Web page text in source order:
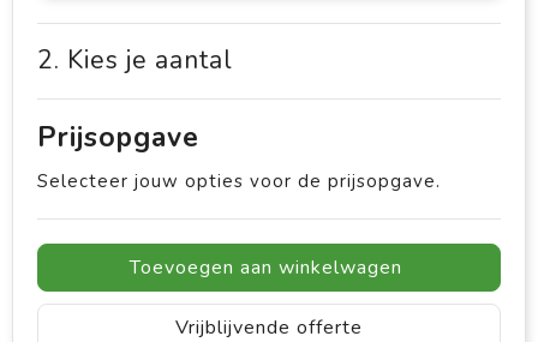
2. Kies je aantal
Prijsopgave
Selecteer jouw opties voor de prijsopgave.
Toevoegen aan winkelwagen
Vrijblijvende offerte